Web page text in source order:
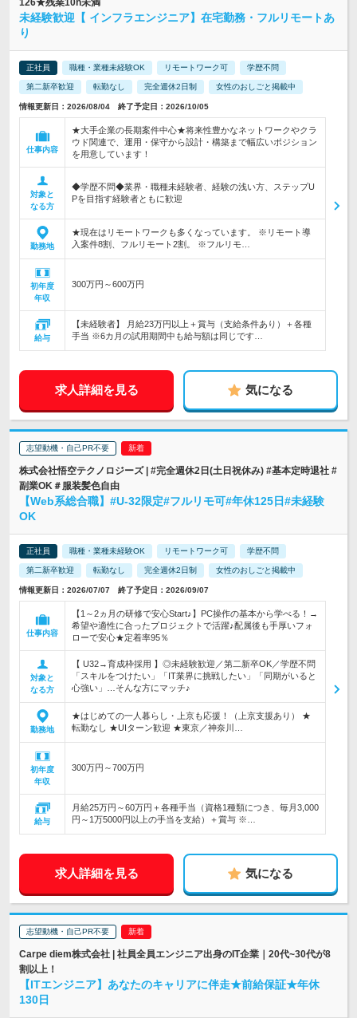
126★残業10h未満
未経験歓迎【 インフラエンジニア】在宅勤務・フルリモートあ
り
正社員 職種・業種未経験OK リモートワーク可 学歴不問
第二新卒歓迎 転勤なし 完全週休2日制 女性のおしごと掲載中
情報更新日：2026/08/04 終了予定日：2026/10/05
仕事内容
★大手企業の長期案件中心★将来性豊かなネットワークやクラ
ウド関連で、運用・保守から設計・構築まで幅広いポジション
を用意しています！
対象と
なる方
◆学歴不問◆業界・職種未経験者、経験の浅い方、ステップU
Pを目指す経験者ともに歓迎
勤務地
★現在はリモートワークも多くなっています。 ※リモート導
入案件8割、フルリモート2割。 ※フルリモ…
初年度
年収
300万円～600万円
給与
【未経験者】 月給23万円以上＋賞与（支給条件あり）＋各種
手当 ※6カ月の試用期間中も給与額は同じです…
求人詳細を見る 気になる
志望動機・自己PR不要
株式会社悟空テクノロジーズ | #完全週休2日(土日祝休み) #基本定時退社 #
副業OK＃服装髪色自由
【Web系総合職】#U-32限定#フルリモ可#年休125日#未経験
OK
正社員 職種・業種未経験OK リモートワーク可 学歴不問
第二新卒歓迎 転勤なし 完全週休2日制 女性のおしごと掲載中
情報更新日：2026/07/07 終了予定日：2026/09/07
仕事内容
【1～2ヵ月の研修で安心Start♪】PC操作の基本から学べる！→
希望や適性に合ったプロジェクトで活躍♪配属後も手厚いフォ
ローで安心★定着率95％
対象と
なる方
【 U32→育成枠採用 】◎未経験歓迎／第二新卒OK／学歴不問
「スキルをつけたい」「IT業界に挑戦したい」「同期がいると
心強い」…そんな方にマッチ♪
勤務地
★はじめての一人暮らし・上京も応援！（上京支援あり） ★
転勤なし ★UIターン歓迎 ★東京／神奈川…
初年度
年収
300万円～700万円
給与
月給25万円～60万円＋各種手当（資格1種類につき、毎月3,000
円～1万5000円以上の手当を支給）＋賞与 ※…
求人詳細を見る 気になる
志望動機・自己PR不要
Carpe diem株式会社 | 社員全員エンジニア出身のIT企業｜20代~30代が8
割以上！
【ITエンジニア】あなたのキャリアに伴走★前給保証★年休
130日